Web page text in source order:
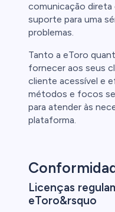
comunicação
suporte para uma
problemas.
Tanto a eToro
fornecer aos seus
cliente acessível e
métodos e focos
para atender às
plataforma.
Licenças
eToro&rsquo